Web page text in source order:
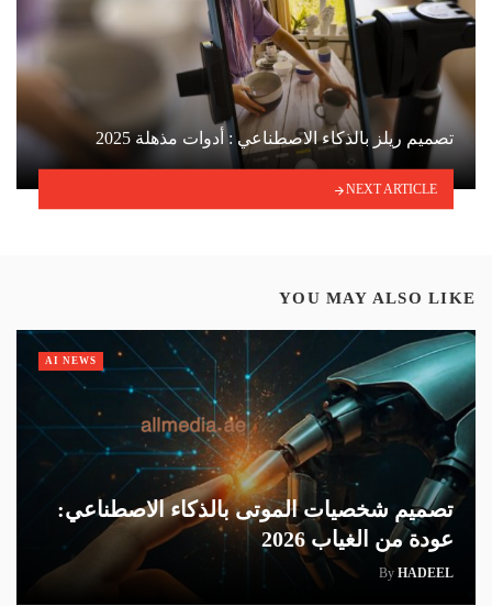
تصميم ريلز بالذكاء الاصطناعي : أدوات مذهلة 2025
NEXT ARTICLE
YOU MAY ALSO LIKE
تصميم شخصيات الموتى بالذكاء الاصطناعي:
عودة من الغياب 2026
By HADEEL
AI NEWS